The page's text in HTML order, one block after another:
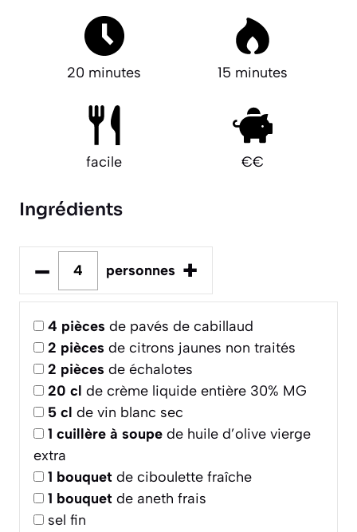
20 minutes 15 minutes
facile €€
Ingrédients
– personnes +
4 pièces de pavés de cabillaud
2 pièces de citrons jaunes non traités
2 pièces de échalotes
20 cl de crème liquide entière 30% MG
5 cl de vin blanc sec
1 cuillère à soupe de huile d’olive vierge
extra
1 bouquet de ciboulette fraîche
1 bouquet de aneth frais
sel fin